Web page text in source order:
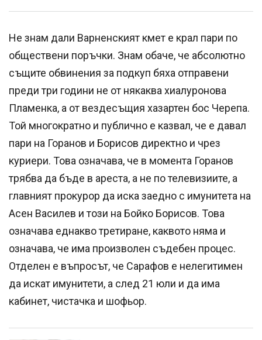
Не знам дали Варненският кмет е крал пари по
обществени поръчки. Знам обаче, че абсолютно
същите обвинения за подкуп бяха отправени
преди три години не от някаква хиалуронова
Пламенка, а от вездесъщия хазартен бос Черепа.
Той многократно и публично е казвал, че е давал
пари на Горанов и Борисов директно и чрез
куриери. Това означава, че в момента Горанов
трябва да бъде в ареста, а не по телевизиите, а
главният прокурор да иска заедно с имунитета на
Асен Василев и този на Бойко Борисов. Това
означава еднакво третиране, каквото няма и
означава, че има произволен съдебен процес.
Отделен е въпросът, че Сарафов е нелегитимен
да искат имунитети, а след 21 юли и да има
кабинет, чистачка и шофьор.